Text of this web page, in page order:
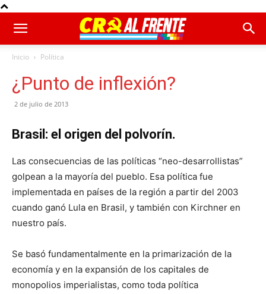
Inicio Política
¿Punto de inflexión?
2 de julio de 2013
Brasil: el origen del polvorín.
Las consecuencias de las políticas “neo-desarrollistas”
golpean a la mayoría del pueblo. Esa política fue
implementada en países de la región a partir del 2003
cuando ganó Lula en Brasil, y también con Kirchner en
nuestro país.
Se basó fundamentalmente en la primarización de la
economía y en la expansión de los capitales de
monopolios imperialistas, como toda política